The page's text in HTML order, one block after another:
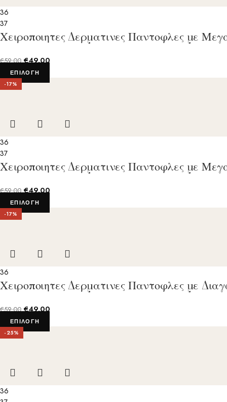
36
37
Χειροποιητες Δερματινες Παντοφλες με
€59.00 €49.00
ΕΠΙΛΟΓΉ
-17%
36
37
Χειροποιητες Δερματινες Παντοφλες με
€59.00 €49.00
ΕΠΙΛΟΓΉ
-17%
36
Χειροποιητες Δερματινες Παντοφλες με
€59.00 €49.00
ΕΠΙΛΟΓΉ
-25%
36